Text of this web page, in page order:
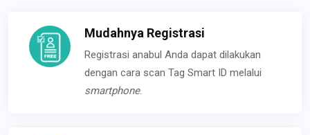
Mudahnya Registrasi
Registrasi anabul Anda dapat dilakukan
dengan cara scan Tag Smart ID melalui
smartphone.